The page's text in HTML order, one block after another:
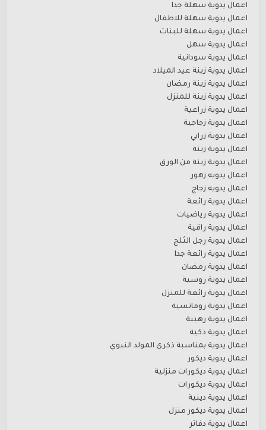
اعمال يدوية سهلة جدا
اعمال يدوية سهلة للاطفال
اعمال يدوية سهلة للبنات
اعمال يدوية سهل
اعمال يدوية سودانية
اعمال يدوية زينة عيد الميلاد
اعمال يدوية زينة رمضان
اعمال يدوية زينة للمنزل
اعمال يدوية زراعية
اعمال يدوية زجاجية
اعمال يدوية زرابي
اعمال يدوية زينة
اعمال يدوية زينة من الورق
اعمال يدويه زهور
اعمال يدويه زجاج
اعمال يدوية رائعة
اعمال يدوية رياضيات
اعمال يدوية راقية
اعمال يدوية رجل الثلج
اعمال يدوية رائعة جدا
اعمال يدوية رمضان
اعمال يدوية روسية
اعمال يدوية رائعة للمنزل
اعمال يدوية رومانسية
اعمال يدوية رهيبة
اعمال يدوية ذكية
اعمال يدوية بمناسبة ذكرى المولد النبوي
اعمال يدوية ديكور
اعمال يدوية ديكورات منزلية
اعمال يدوية ديكورات
اعمال يدوية دينية
اعمال يدوية ديكور منزل
اعمال يدوية دفاتر